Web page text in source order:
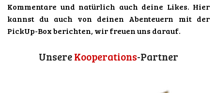
m
Kommentare und natürlich auch deine Likes. Hier
kannst du auch von deinen Abenteuern mit der
PickUp-Box berichten, wir freuen uns darauf.
UnsereKooperations-Partner